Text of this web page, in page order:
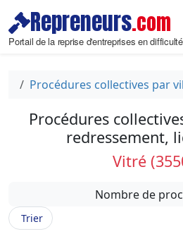
Repreneurs.com
Portail de la reprise d'entreprises en difficulté
Procédures collectives par
Procédures
redressement,
Vitré
Nombre de
Trier